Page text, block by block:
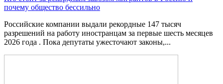
почему общество бессильно
Российские компании выдали рекордные 147 тысяч
разрешений на работу иностранцам за первые шесть месяцев
2026 года . Пока депутаты ужесточают законы,...